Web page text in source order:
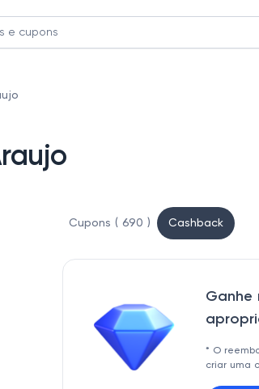
Cupons ( 690 ) Cashback
Ganhe
* O
criar uma